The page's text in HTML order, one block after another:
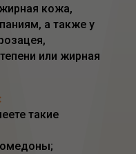
кожа,
а также у
или жирная
такие